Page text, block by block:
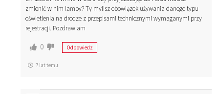
zmienić w nim lampy? Ty mylisz obowiązek używania danego typu
oświetlenia na drodze z przepisami technicznymi wymaganymi przy
rejestracji. Pozdrawiam
0 Odpowiedz
7 lat temu